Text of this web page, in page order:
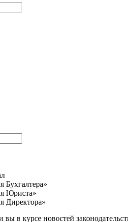
Бухгалтера»
Юриста»
Директора»
вы в курсе новостей